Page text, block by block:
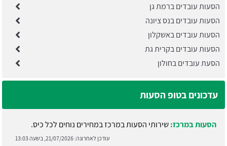
הסעות עובדים ברמת גן
הסעות עובדים בנס ציונה
הסעות עובדים באשקלון
הסעות עובדים בקרית גת
הסעת עובדים בחולון
עדכונים בטופ הסעות
הסעות במרכז:שירותי הסעות במרכז במחירים נוחים לכל כיס.
עודכן לאחרונה: 21/07/2026, בשעה 13:03